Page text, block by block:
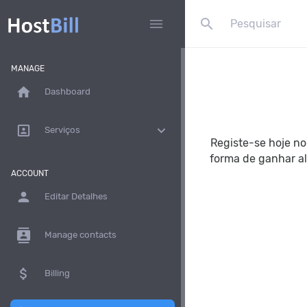
menu search
MANAGE
home Dashboard
portrait Serviços expand_more
ACCOUNT
person Editar Detalhes
contacts Manage contacts
attach_money Billing
Registe-se hoje
forma de ganhar